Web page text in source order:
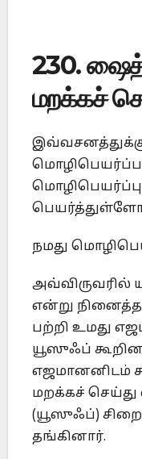
230.
மறக்கச்
நமது
அவ்விருவரில்
என்று
பற்றி உமது
யூஸுஃப்
எஜமானனிடம்
மறக்கச்
(யூஸுஃப்)
தங்கினார்.